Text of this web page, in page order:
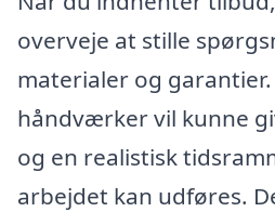
overveje at stille
materialer og garantier.
håndværker vil kunne
og en realistisk
arbejdet kan udføres.